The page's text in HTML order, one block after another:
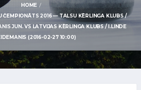
HOME
ČEMPIONĀTS 2016 — TALSU KĒRLINGA KLUBS /
JUN. VS LATVIJAS KĒRLINGA KLUBS / I.LINDE
(2016-02-27 10:00)